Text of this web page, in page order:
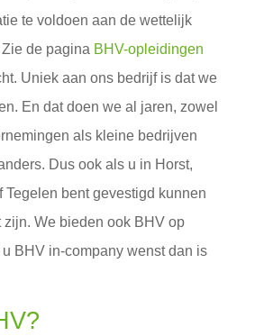
te voldoen aan de wettelijk
de pagina BHV-opleidingen
Uniek aan ons bedrijf is dat we
En dat doen we al jaren, zowel
als kleine bedrijven
Dus ook als u in Horst,
Tegelen bent gevestigd kunnen
zijn. We bieden ook BHV op
u BHV in-company wenst dan is